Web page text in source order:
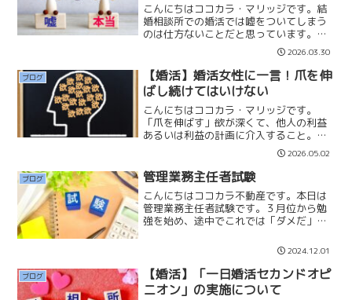
こんにちはココカラ・マリッジです。結
婚相談所での婚活では嘘をついてしまう
のは仕方ないことだと思っています。並
行交際が許されているルールですので、
当然だとは思いませんか？もしお相手の
嘘に気づいてしまっても、あまり神経質
に考えない方が良いです。...
2026.03.30
ブログ
【婚活】婚活女性に一言！爪を伸
ばし続けてはいけない
こんにちはココカラ・マリッジです。
「爪を伸ばす」欲が深くて、他人の利益
あるいは利益の計画に介入すること。欲
を出す・ぜいたくをする・普段より贅沢
な振る舞いをするという意味。最近の婚
活女性は同世代の男性や年下の男性との
結婚を望む方が多いです。年...
2026.05.02
ブログ 管理業務主任者試験
こんにちはココカラ不動産です。本日は
管理業務主任者試験です。３月位から勉
強を始め、途中でこれでは「ダメだ」と
ンションを会社近くに借りて、勉強に集
中しようとやってきましたが、それでも
想定の甘さがあり、勉強の...
2024.12.01
ブログ
【婚活】「一日婚活セカンドオピ
ニオン」の実施について